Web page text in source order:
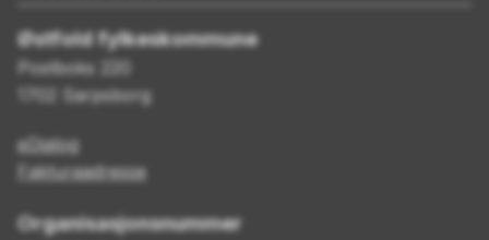
Østfold fylkeskommune
Postboks 220
1702 Sarpsborg
eDialog
Fakturaadresse
Organisasjonsnummer